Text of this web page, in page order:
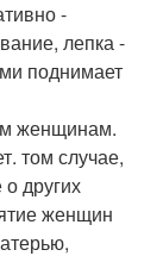
-
лепка -
поднимает
женщинам.
том случае,
других
женщин